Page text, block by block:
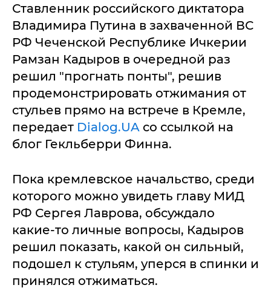
Ставленник российского диктатора
Владимира Путина в захваченной ВС
РФ Чеченской Республике Ичкерии
Рамзан Кадыров в очередной раз
решил "прогнать понты", решив
продемонстрировать отжимания от
стульев прямо на встрече в Кремле,
передает Dialog.UA со ссылкой на
блог Гекльберри Финна.
Пока кремлевское начальство, среди
которого можно увидеть главу МИД
РФ Сергея Лаврова, обсуждало
какие-то личные вопросы, Кадыров
решил показать, какой он сильный,
подошел к стульям, уперся в спинки и
принялся отжиматься.